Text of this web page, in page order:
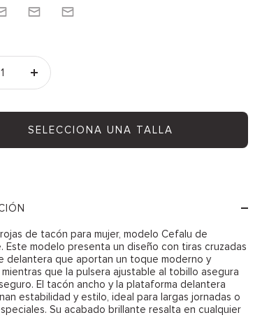
Aumentar
SELECCIONA UNA TALLA
de tacón para mujer, modelo Cefalu de
Este modelo presenta un diseño con tiras cruzadas
delantera que aportan un toque moderno y
que la pulsera ajustable al tobillo asegura
El tacón ancho y la plataforma delantera
estabilidad y estilo, ideal para largas jornadas o
Su acabado brillante resalta en cualquier